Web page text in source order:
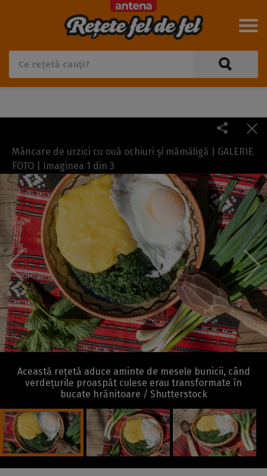
Mâncare de urzici cu ouă ochiuri și mămăligă | GALERIE
FOTO | Imaginea 1 din 3
Această rețetă aduce aminte de mesele bunicii, când
verdețurile proaspăt culese erau transformate în
bucate hrănitoare / Shutterstock